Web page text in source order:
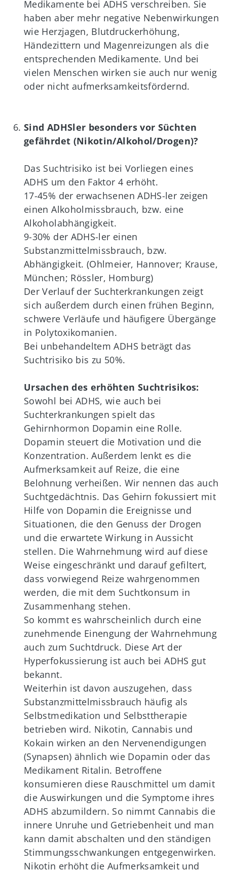
Medikamente bei ADHS verschreiben. Sie
haben aber mehr negative Nebenwirkungen
wie Herzjagen, Blutdruckerhöhung,
Händezittern und Magenreizungen als die
entsprechenden Medikamente. Und bei
vielen Menschen wirken sie auch nur wenig
oder nicht aufmerksamkeitsfördernd.
Sind ADHSler besonders vor Süchten
gefährdet (Nikotin/Alkohol/Drogen)?
Das Suchtrisiko ist bei Vorliegen eines
ADHS um den Faktor 4 erhöht.
17-45% der erwachsenen ADHS-ler zeigen
einen Alkoholmissbrauch, bzw. eine
Alkoholabhängigkeit.
9-30% der ADHS-ler einen
Substanzmittelmissbrauch, bzw.
Abhängigkeit. (Ohlmeier, Hannover; Krause,
München; Rössler, Homburg)
Der Verlauf der Suchterkrankungen zeigt
sich außerdem durch einen frühen Beginn,
schwere Verläufe und häufigere Übergänge
in Polytoxikomanien.
Bei unbehandeltem ADHS beträgt das
Suchtrisiko bis zu 50%.
Ursachen des erhöhten Suchtrisikos:
Sowohl bei ADHS, wie auch bei
Suchterkrankungen spielt das
Gehirnhormon Dopamin eine Rolle.
Dopamin steuert die Motivation und die
Konzentration. Außerdem lenkt es die
Aufmerksamkeit auf Reize, die eine
Belohnung verheißen. Wir nennen das auch
Suchtgedächtnis. Das Gehirn fokussiert mit
Hilfe von Dopamin die Ereignisse und
Situationen, die den Genuss der Drogen
und die erwartete Wirkung in Aussicht
stellen. Die Wahrnehmung wird auf diese
Weise eingeschränkt und darauf gefiltert,
dass vorwiegend Reize wahrgenommen
werden, die mit dem Suchtkonsum in
Zusammenhang stehen.
So kommt es wahrscheinlich durch eine
zunehmende Einengung der Wahrnehmung
auch zum Suchtdruck. Diese Art der
Hyperfokussierung ist auch bei ADHS gut
bekannt.
Weiterhin ist davon auszugehen, dass
Substanzmittelmissbrauch häufig als
Selbstmedikation und Selbsttherapie
betrieben wird. Nikotin, Cannabis und
Kokain wirken an den Nervenendigungen
(Synapsen) ähnlich wie Dopamin oder das
Medikament Ritalin. Betroffene
konsumieren diese Rauschmittel um damit
die Auswirkungen und die Symptome ihres
ADHS abzumildern. So nimmt Cannabis die
innere Unruhe und Getriebenheit und man
kann damit abschalten und den ständigen
Stimmungsschwankungen entgegenwirken.
Nikotin erhöht die Aufmerksamkeit und